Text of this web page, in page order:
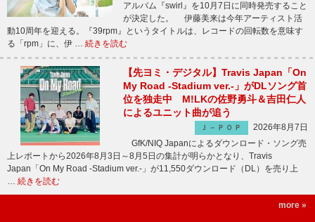
アルバム『swirl』を10月7日に同時発売すること
が決定した。 伊藤美来は今年アーティスト活
動10周年を迎える。『39rpm』というタイトルは、レコードの回転数を意味す
る「rpm」に、伊 … 続きを読む
【先ヨミ・デジタル】Travis Japan「On
My Road -Stadium ver.-」がDLソング首
位を独走中 M!LKの佐野勇斗＆吉田仁人
によるユニット曲が追う
Ｊ－ＰＯＰ
2026年8月7日
GfK/NIQ Japanによるダウンロード・ソング売
上レポートから2026年8月3日～8月5日の集計が明らかとなり、Travis
Japan「On My Road -Stadium ver.-」が11,550ダウンロード（DL）を売り上
… 続きを読む
more »